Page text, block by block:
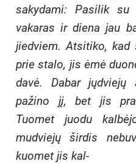
sakydami: Pasilik su
vakaras ir diena jau
jiedviem. Atsitiko, kad
prie stalo, jis ėmė
davė. Dabar
pažino jį, bet jis
Tuomet juodu
mudviejų širdis
kuomet jis kal-